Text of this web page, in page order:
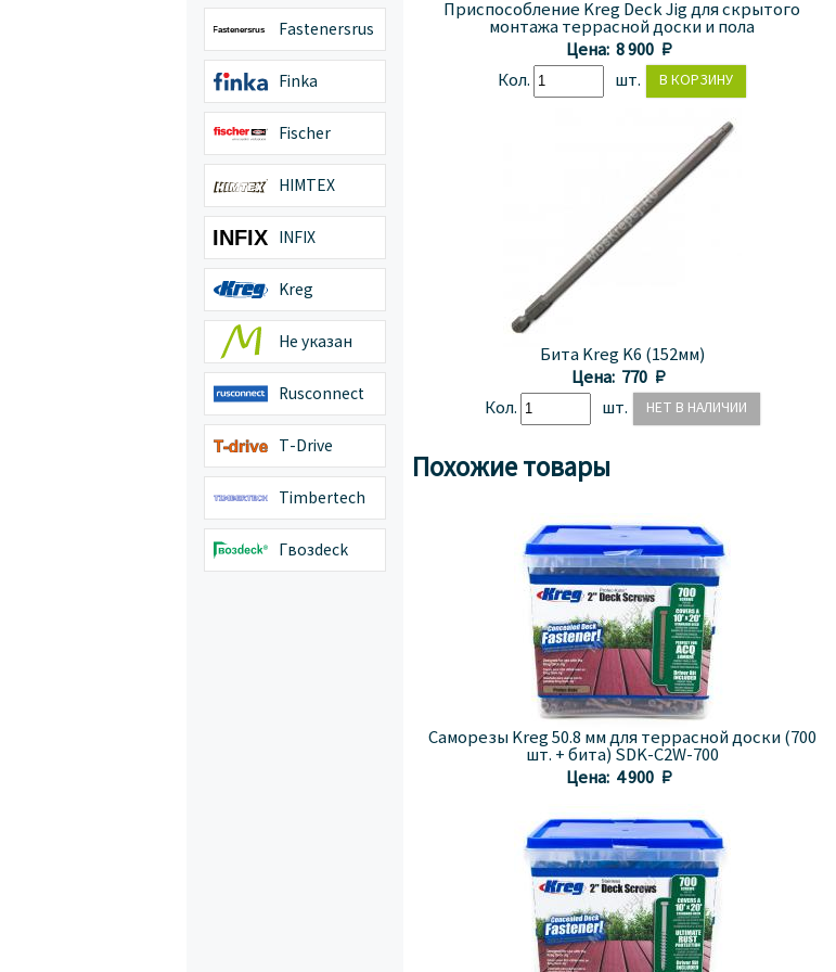
Fastenersrus
Finka
Fischer
HIMTEX
INFIX
Kreg
Не указан
Rusconnect
T-Drive
Timbertech
Гвозdeck
Приспособление Kreg Deck Jig для скрытого
монтажа террасной доски и пола
Цена: 8 900 
Кол.
шт.
Бита Kreg K6 (152мм)
Цена: 770 
Кол.
шт.
Похожие товары
Саморезы Kreg 50.8 мм для террасной доски (700
шт. + бита) SDK-C2W-700
Цена: 4 900 